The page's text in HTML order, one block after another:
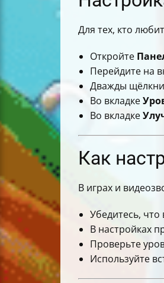
Для тех, кто
Откройте
Перейдите на
Дважды
Во вкладке
Во вкладке
Как
В играх и
Убедитесь,
В настройках
Проверьте
Используйте